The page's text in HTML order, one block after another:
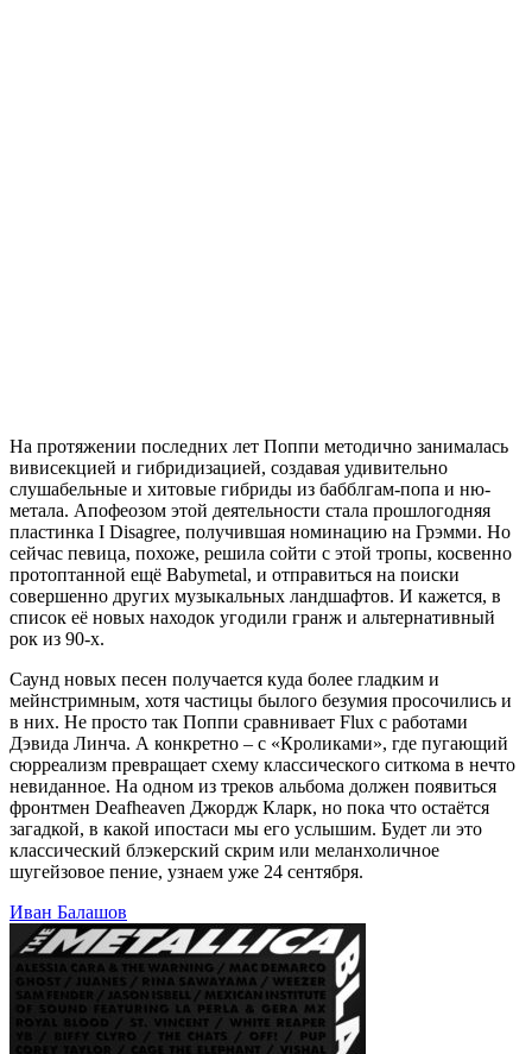
На протяжении последних лет Поппи методично занималась
вивисекцией и гибридизацией, создавая удивительно
слушабельные и хитовые гибриды из бабблгам-попа и ню-
метала. Апофеозом этой деятельности стала прошлогодняя
пластинка I Disagree, получившая номинацию на Грэмми. Но
сейчас певица, похоже, решила сойти с этой тропы, косвенно
протоптанной ещё Babymetal, и отправиться на поиски
совершенно других музыкальных ландшафтов. И кажется, в
список её новых находок угодили гранж и альтернативный
рок из 90-х.
Саунд новых песен получается куда более гладким и
мейнстримным, хотя частицы былого безумия просочились и
в них. Не просто так Поппи сравнивает Flux с работами
Дэвида Линча. А конкретно – с «Кроликами», где пугающий
сюрреализм превращает схему классического ситкома в нечто
невиданное. На одном из треков альбома должен появиться
фронтмен Deafheaven Джордж Кларк, но пока что остаётся
загадкой, в какой ипостаси мы его услышим. Будет ли это
классический блэкерский скрим или меланхоличное
шугейзовое пение, узнаем уже 24 сентября.
Иван Балашов